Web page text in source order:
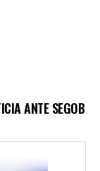
ANTE SEGOB